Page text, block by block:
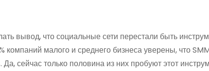
вывод, что социальные сети перестали быть
компаний малого и среднего бизнеса уверены, что
сейчас только половина из них пробуют этот